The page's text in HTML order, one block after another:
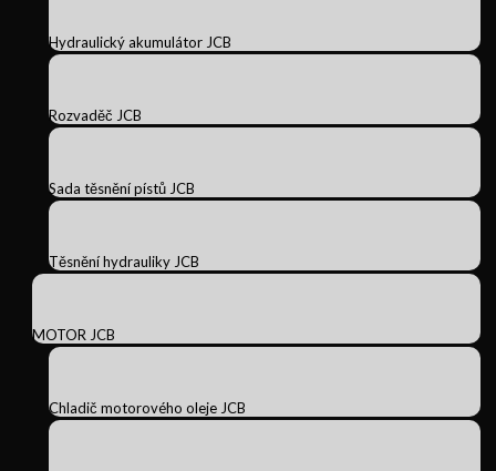
Hydraulický akumulátor JCB
Rozvaděč JCB
Sada těsnění pístů JCB
Těsnění hydrauliky JCB
MOTOR JCB
Chladič motorového oleje JCB